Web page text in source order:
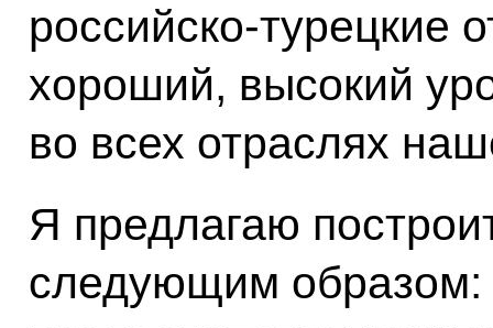
российско-турецкие
хороший, высокий
во всех отраслях
Я предлагаю
следующим образом: